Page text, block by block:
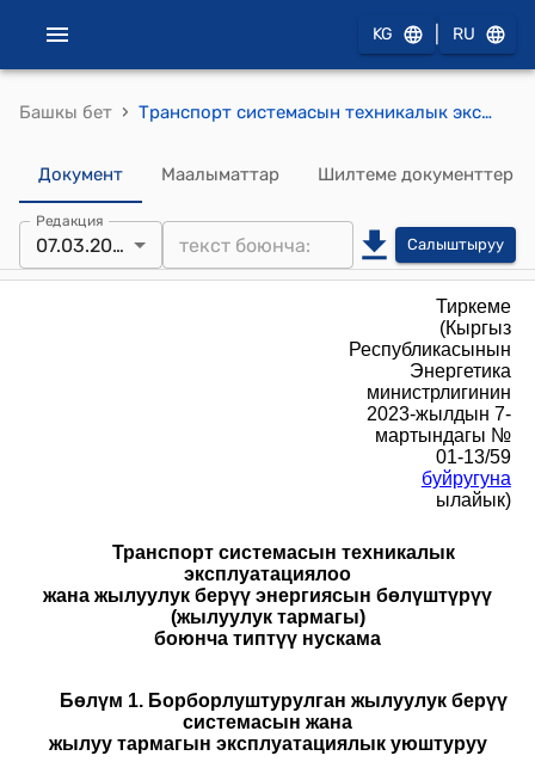
KG RU
Башкы бет › Транспорт системасын техникалык эксплуатациялоо жана жылуулук берүү энергиясын бөлүштүрүү (жылуулук тармагы) боюнча типтүү нускама (Кыргыз Республикасынын Энергетика министрлигинин 2023-жылдын 7-мартындагы № 01-13/59 буйругуна ылайык)
Документ Маалыматтар Шилтеме документтер
Редакция
07.03.2023 Салыштыруу